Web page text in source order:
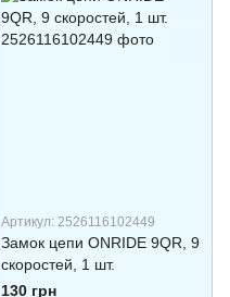
Артикул: 2526116102449
Замок цепи ONRIDE 9QR, 9
скоростей, 1 шт.
130 грн